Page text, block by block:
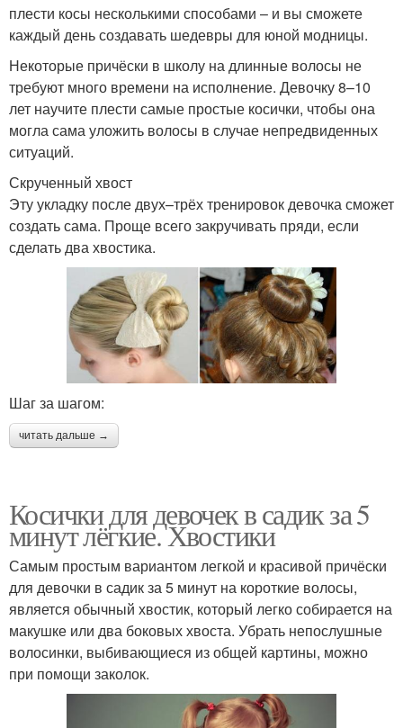
плести косы несколькими способами – и вы сможете
каждый день создавать шедевры для юной модницы.
Некоторые причёски в школу на длинные волосы не
требуют много времени на исполнение. Девочку 8–10
лет научите плести самые простые косички, чтобы она
могла сама уложить волосы в случае непредвиденных
ситуаций.
Скрученный хвост
Эту укладку после двух–трёх тренировок девочка сможет
создать сама. Проще всего закручивать пряди, если
сделать два хвостика.
Шаг за шагом:
читать дальше →
Косички для девочек в садик за 5
минут лёгкие. Хвостики
Самым простым вариантом легкой и красивой причёски
для девочки в садик за 5 минут на короткие волосы,
является обычный хвостик, который легко собирается на
макушке или два боковых хвоста. Убрать непослушные
волосинки, выбивающиеся из общей картины, можно
при помощи заколок.